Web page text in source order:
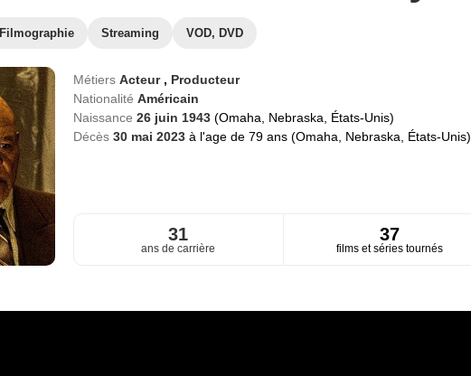
Filmographie Streaming VOD, DVD
Métiers Acteur , Producteur
Nationalité Américain
Naissance 26 juin 1943 (Omaha, Nebraska, États-Unis)
Décès 30 mai 2023 à l'age de 79 ans (Omaha, Nebraska, États-Unis)
31
ans de carrière
37
films et séries tournés